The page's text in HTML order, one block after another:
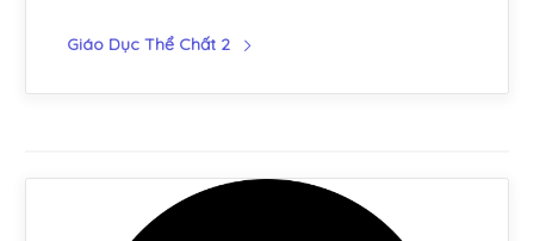
Giáo Dục Thể Chất 2